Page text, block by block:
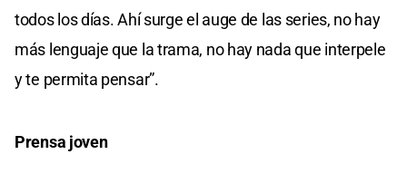
todos los días. Ahí surge el auge de las series, no hay
más lenguaje que la trama, no hay nada que interpele
y te permita pensar”.
Prensa joven